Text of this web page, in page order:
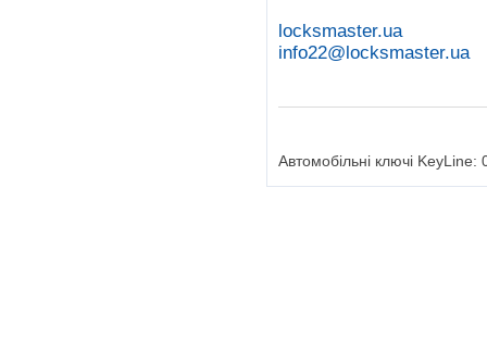
locksmaster.ua
info22@locksmaster.ua
Автомобільні ключі KeyLine: